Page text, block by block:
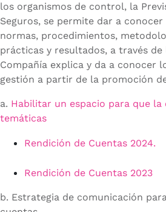
los organismos de control, la
Seguros, se permite dar a
normas, procedimientos,
prácticas y resultados, a través de
Compañía explica y da a conocer
gestión a partir de la promoción
a. Habilitar un espacio para que
temáticas
Rendición de Cuentas 2024.
Rendición de Cuentas 2023
b. Estrategia de comunicación